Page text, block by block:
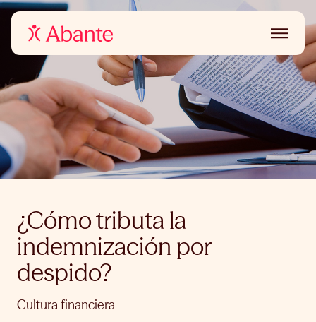
¿Cómo tributa la
indemnización por
despido?
Cultura financiera